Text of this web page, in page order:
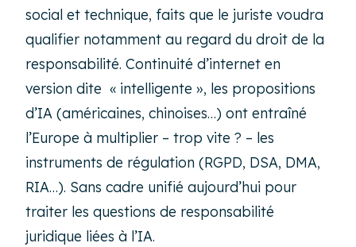
social et technique, faits que le juriste voudra
qualifier notamment au regard du droit de la
responsabilité. Continuité d’internet en
version dite « intelligente », les propositions
d’IA (américaines, chinoises…) ont entraîné
l’Europe à multiplier – trop vite ? – les
instruments de régulation (RGPD, DSA, DMA,
RIA…). Sans cadre unifié aujourd’hui pour
traiter les questions de responsabilité
juridique liées à l’IA.